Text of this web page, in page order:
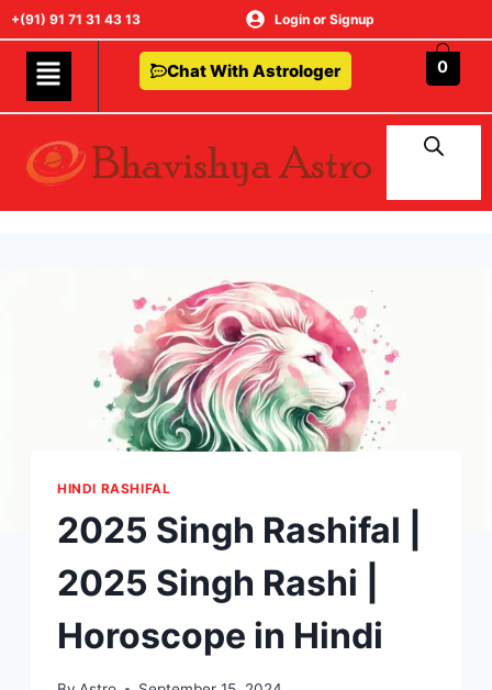
+(91) 91 71 31 43 13 Login or Signup
Chat With Astrologer 0
HINDI RASHIFAL
2025 Singh Rashifal |
2025 Singh Rashi |
Horoscope in Hindi